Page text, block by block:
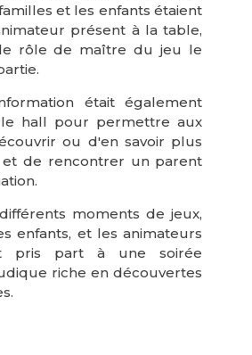
et les enfants étaient
présent à la table,
rôle de maître du jeu le
était également
hall pour permettre aux
ou d'en savoir plus
et de rencontrer un parent
moments de jeux,
enfants, et les animateurs
pris part à une soirée
riche en découvertes